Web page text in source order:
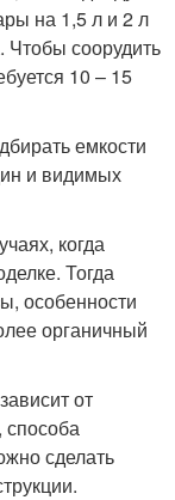
на 1,5 л и 2 л
Чтобы соорудить
10 – 15
емкости
и видимых
когда
Тогда
особенности
органичный
от
способа
сделать